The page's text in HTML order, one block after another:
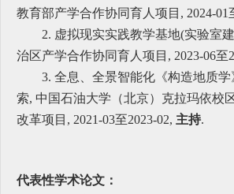
教育部产学合作协同育人项目, 2024-01
2. 虚拟现实实践教学基地(实验室
治区产学合作协同育人项目, 2023-06至
3. 全息、全景智能化《构造地质
索, 中国石油大学（北京）克拉玛依校
改革项目, 2021-03至2023-02, 主持.
代表性学术论文：